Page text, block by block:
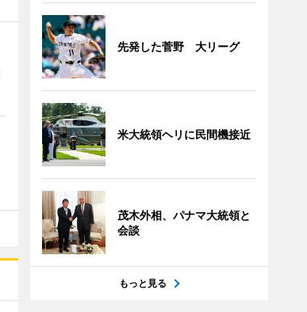
先発した菅野 大リーグ
米大統領ヘリに民間機接近
茂木外相、パナマ大統領と
会談
もっと見る